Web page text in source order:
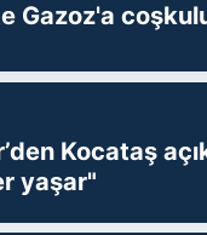
Gazoz'a
Kocataş
yaşar"